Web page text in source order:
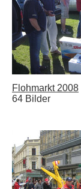
Flohmarkt 2008
64 Bilder